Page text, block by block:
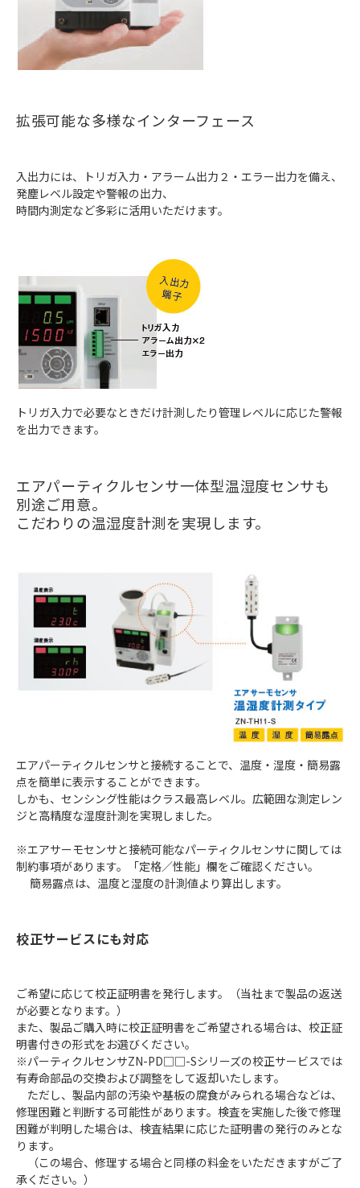
拡張可能な多様なインターフェース
入出力には、トリガ入力・アラーム出力２・エラー出力を備え、
発塵レベル設定や警報の出力、
時間内測定など多彩に活用いただけます。
トリガ入力で必要なときだけ計測したり管理レベルに応じた警報
を出力できます。
エアパーティクルセンサ一体型温湿度センサも
別途ご用意。
こだわりの温湿度計測を実現します。
エアパーティクルセンサと接続することで、温度・湿度・簡易露
点を簡単に表示することができます。
しかも、センシング性能はクラス最高レベル。広範囲な測定レン
ジと高精度な湿度計測を実現しました。
※エアサーモセンサと接続可能なパーティクルセンサに関しては
制約事項があります。「定格／性能」欄をご確認ください。
簡易露点は、温度と湿度の計測値より算出します。
校正サービスにも対応
ご希望に応じて校正証明書を発行します。（当社まで製品の返送
が必要となります。）
また、製品ご購入時に校正証明書をご希望される場合は、校正証
明書付きの形式をお選びください。
※パーティクルセンサZN-PD□□-Sシリーズの校正サービスでは
有寿命部品の交換および調整をして返却いたします。
ただし、製品内部の汚染や基板の腐食がみられる場合などは、
修理困難と判断する可能性があります。検査を実施した後で修理
困難が判明した場合は、検査結果に応じた証明書の発行のみとな
ります。
（この場合、修理する場合と同様の料金をいただきますがご了
承ください。）